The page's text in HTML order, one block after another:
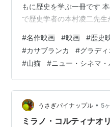
もに歴史を学ぶ一冊です
で歴史学者の本村凌二先
歴史を丁寧に解説します
ター●レッドクリフ●アレ
●薔薇の名前●わが命つき
ン・エイジ●七人の侍●ア
と共に去りぬ●山猫●幕末
ドクトル・ジバゴ●ステ
#名作映画 #映画 #歴史
#カサブランカ #グラデ
#山猫 #ニュー・シネマ
うさぎパイナップル • 5
ミラノ・コルティナオ